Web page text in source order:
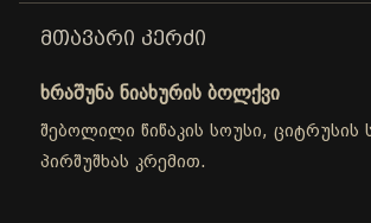
ᲛᲗᲐᲕᲐᲠᲘ ᲙᲔᲠᲫᲘ
ხრაშუნა ნიახურის ბოლქვი
შებოლილი წიწაკის სოუსი,
პირშუშხას კრემით.